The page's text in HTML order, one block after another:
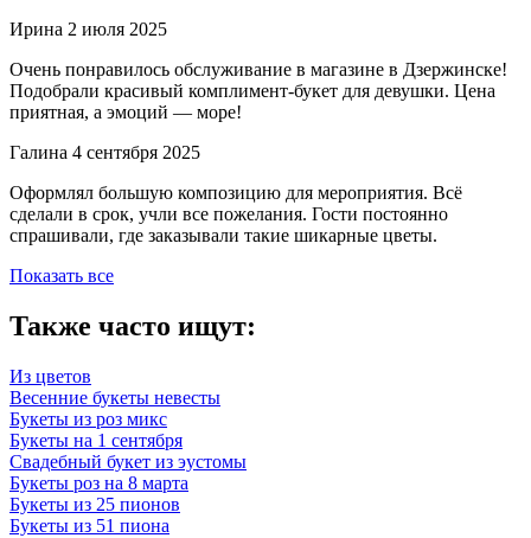
Ирина 2 июля 2025
Очень понравилось обслуживание в магазине в Дзержинске!
Подобрали красивый комплимент-букет для девушки. Цена
приятная, а эмоций — море!
Галина 4 сентября 2025
Оформлял большую композицию для мероприятия. Всё
сделали в срок, учли все пожелания. Гости постоянно
спрашивали, где заказывали такие шикарные цветы.
Показать все
Также часто ищут:
Из цветов
Весенние букеты невесты
Букеты из роз микс
Букеты на 1 сентября
Свадебный букет из эустомы
Букеты роз на 8 марта
Букеты из 25 пионов
Букеты из 51 пиона